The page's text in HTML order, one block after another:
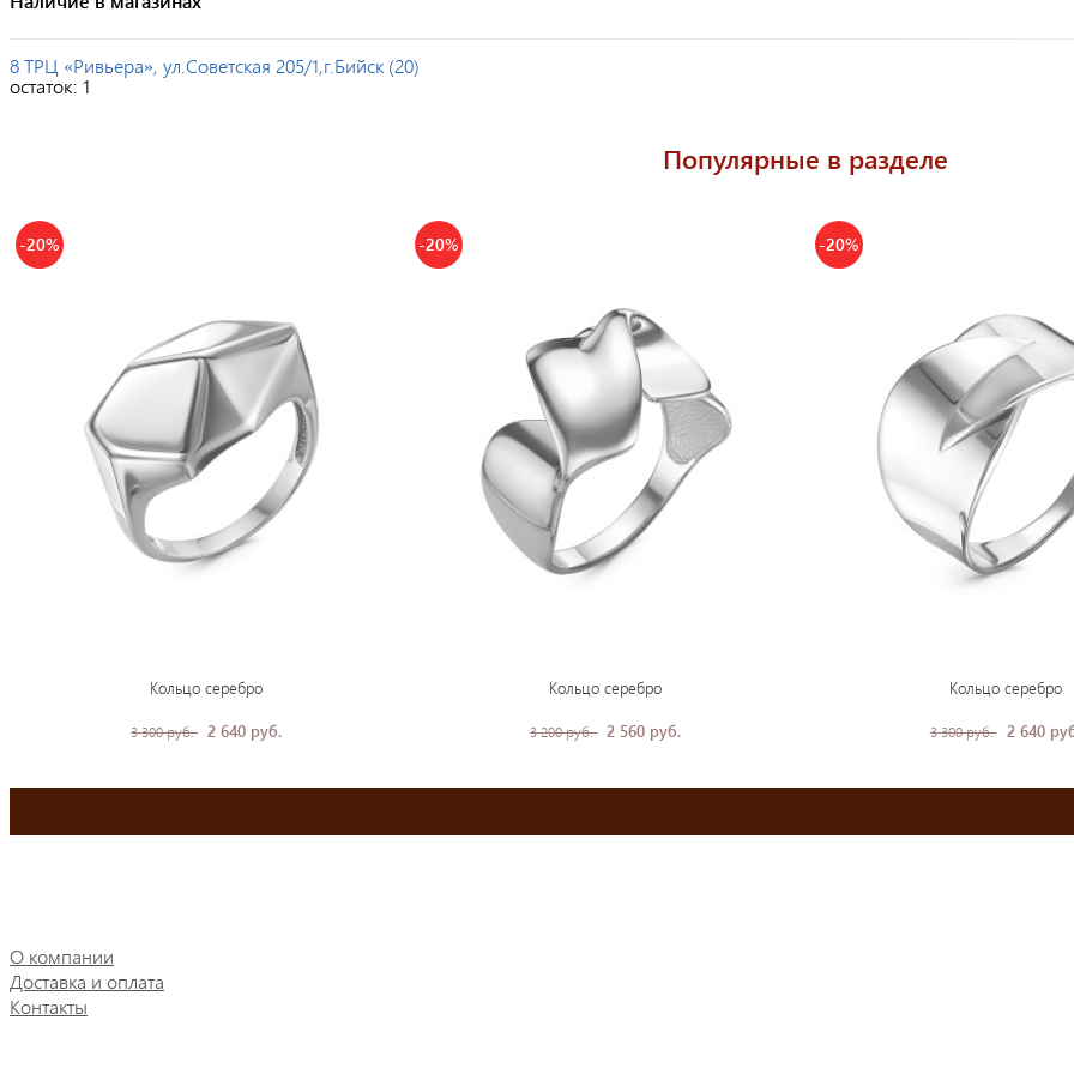
8 ТРЦ «Ривьера», ул.Советская 205/1,г.Бийск (20)
остаток: 1
Популярные в разделе
-20%
Кольцо серебро
3 300 руб. 2 640 руб.
-20%
Кольцо серебро
3 200 руб. 2 560 руб.
-20%
Кольцо серебро
3 300 руб. 2 640
О компании
Доставка и оплата
Контакты